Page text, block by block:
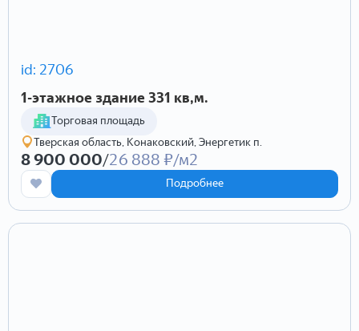
Комнатность
Общая площадь
Жилая площадь Площадь кухни
Стоимость
id: 2706
1-этажное здание 331 кв,м.
Торговая площадь
Тверская область, Конаковский, Энергетик п.
Подробнее
8 900 000/26 888 ₽/м2